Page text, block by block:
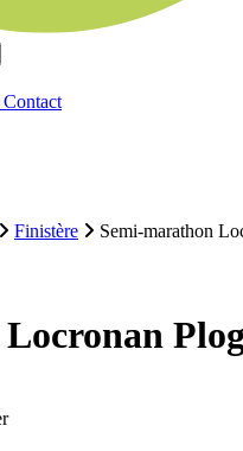
Contact
Finistère
Semi-marathon